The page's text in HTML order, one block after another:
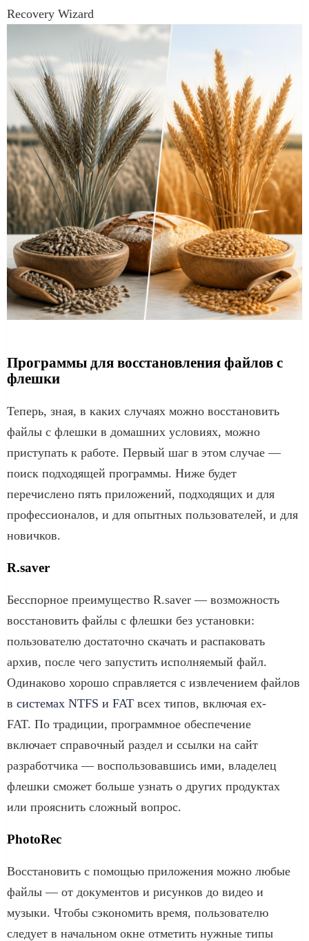
Recovery Wizard
Программы для восстановления файлов с
флешки
Теперь, зная, в каких случаях можно восстановить
файлы с флешки в домашних условиях, можно
приступать к работе. Первый шаг в этом случае —
поиск подходящей программы. Ниже будет
перечислено пять приложений, подходящих и для
профессионалов, и для опытных пользователей, и для
новичков.
R.saver
Бесспорное преимущество R.saver — возможность
восстановить файлы с флешки без установки:
пользователю достаточно скачать и распаковать
архив, после чего запустить исполняемый файл.
Одинаково хорошо справляется с извлечением файлов
в системах NTFS и FAT всех типов, включая ex-
FAT. По традиции, программное обеспечение
включает справочный раздел и ссылки на сайт
разработчика — воспользовавшись ими, владелец
флешки сможет больше узнать о других продуктах
или прояснить сложный вопрос.
PhotoRec
Восстановить с помощью приложения можно любые
файлы — от документов и рисунков до видео и
музыки. Чтобы сэкономить время, пользователю
следует в начальном окне отметить нужные типы